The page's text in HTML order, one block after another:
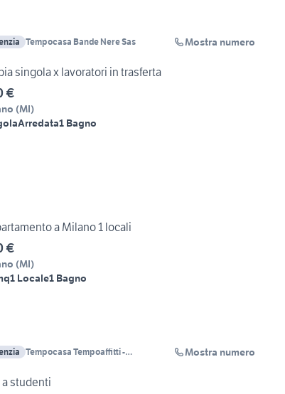
Tempocasa Bande Nere Sas Mostra numero
singola x lavoratori in trasferta
€
(MI)
Arredata1 Bagno
a Milano 1 locali
€
(MI)
1 Locale1 Bagno
Tempocasa Tempoaffitti -
Mostra numero
studenti